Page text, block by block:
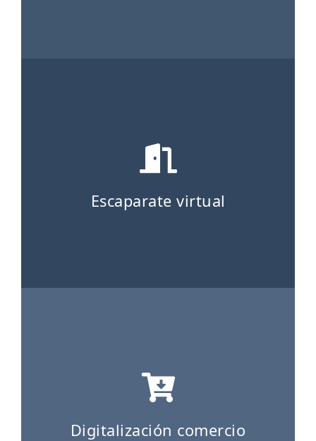
Escaparate virtual
Digitalización comercio